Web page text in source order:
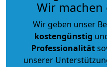
Wir
Wir geben unser
kostengünstig
Professionalität
unserer